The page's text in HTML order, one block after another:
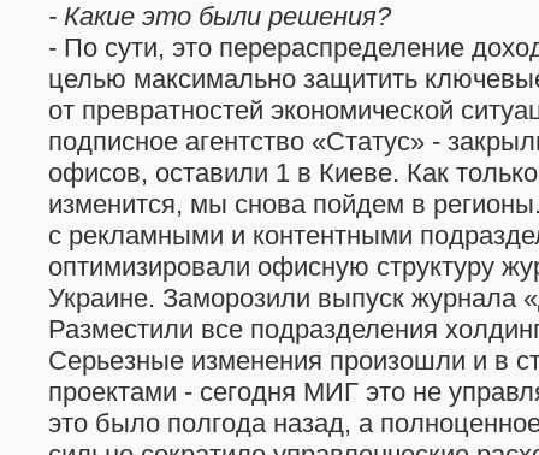
- Какие это были решения?
- По сути, это перераспределение
целью максимально защитить
от превратностей экономической
подписное агентство «Статус» -
офисов, оставили 1 в Киеве. Как
изменится, мы снова пойдем в
с рекламными и контентными
оптимизировали офисную структуру
Украине. Заморозили выпуск журнала
Разместили все подразделения
Серьезные изменения произошли и в
проектами - сегодня МИГ это не
это было полгода назад, а